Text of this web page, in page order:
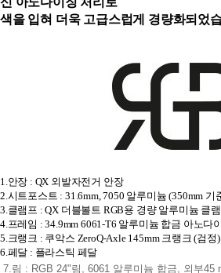
색을 입혀 더욱 고급스럽게
경량화되었
1.안장 : QX 외발자전거 안장
2.시트포스트 : 31.6mm, 7050 알루미늄 (350mm 기
3.클램프 : QX 더블볼트 RGB용 경량 알루미늄 클
4.프레임 : 34.9mm 6061-T6 알루미늄 합금 아노다
5.크랭크 : 쿠악스 ZeroQ-Axle 145mm 크랭크 (검정)
6.페달 : 플라스틱 페달
7.림 : RGB 24"림, 6061 알루미늄 합금, 외부45